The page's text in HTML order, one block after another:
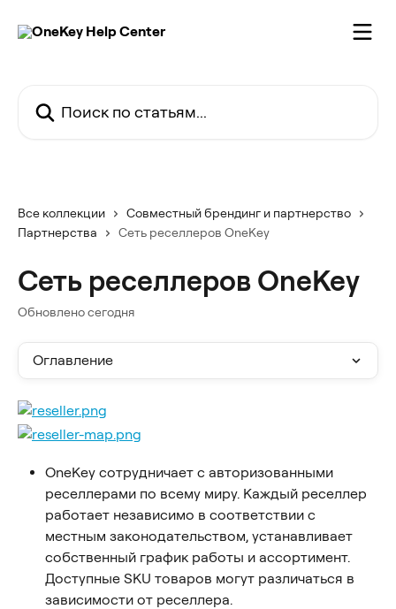
Все коллекции
Совместный брендинг и партнерство
Партнерства
Сеть реселлеров OneKey
Сеть реселлеров OneKey
Обновлено сегодня
Оглавление
OneKey сотрудничает с авторизованными
реселлерами по всему миру. Каждый реселлер
работает независимо в соответствии с
местным законодательством, устанавливает
собственный график работы и ассортимент.
Доступные SKU товаров могут различаться в
зависимости от реселлера.